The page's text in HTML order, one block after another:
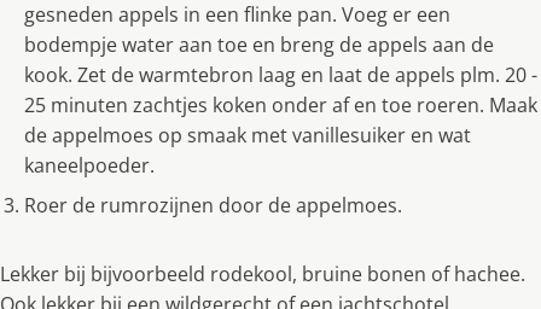
gesneden appels in een flinke pan. Voeg er een
bodempje water aan toe en breng de appels aan de
kook. Zet de warmtebron laag en laat de appels plm. 20 -
25 minuten zachtjes koken onder af en toe roeren. Maak
de appelmoes op smaak met vanillesuiker en wat
kaneelpoeder.
Roer de rumrozijnen door de appelmoes.
Lekker bij bijvoorbeeld rodekool, bruine bonen of hachee.